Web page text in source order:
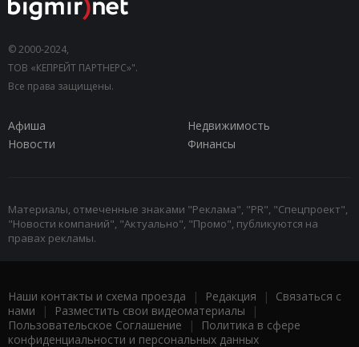
© 2000-2024,
ТОВ «КЕПРЕЙТ ПАРТНЕРС»".
Все права защищены.
Афиша
Недвижимость
Новости
Финансы
Материалы, отмеченные знаками "Реклама", "PR", "Спецпроект",
"Новости компаний", "Актуально", "Промо", публикуются на
правах рекламы.
Наши контакты и схема проезда | Редакция | Связаться с
нами | Разместить свои видеоматериалы |
Пользовательское Соглашение |
Политика в сфере
конфиденциальности и персональных данных